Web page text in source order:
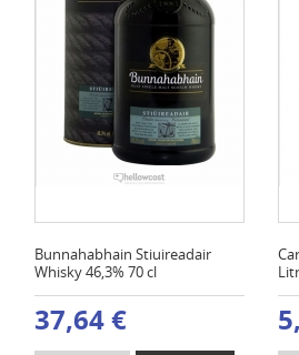
Bunnahabhain Stiuireadair
Whisky 46,3% 70 cl
37,64 €